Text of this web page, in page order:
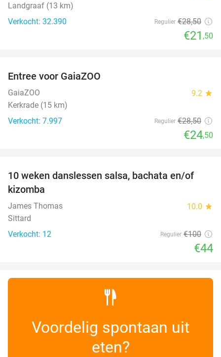
Landgraaf (13 km)
Verkocht: 32.390
Regulier €28,50
€21 ,50
Entree voor GaiaZOO
GaiaZOO 9.2 star
Kerkrade (15 km)
Verkocht: 7.997
Regulier €28,50
€24,50
56%
10 weken danslessen salsa, bachata en/of
kizomba
James Thomas 10.0 star
Sittard
Verkocht: 12
Regulier €100
€44
Voordelig spontaan uit
eten?